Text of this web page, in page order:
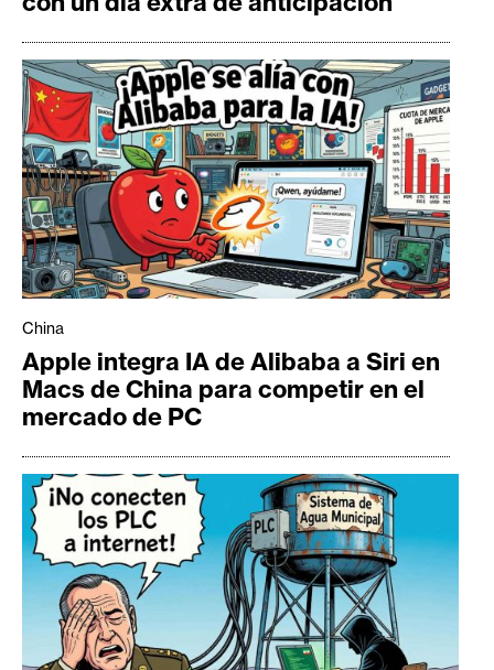
China
Apple integra IA de Alibaba a Siri en
Macs de China para competir en el
mercado de PC